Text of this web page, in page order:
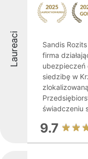
Laureaci
Sandis
firma
ubezpieczeń
siedzibę w
świadczeniu
9.7